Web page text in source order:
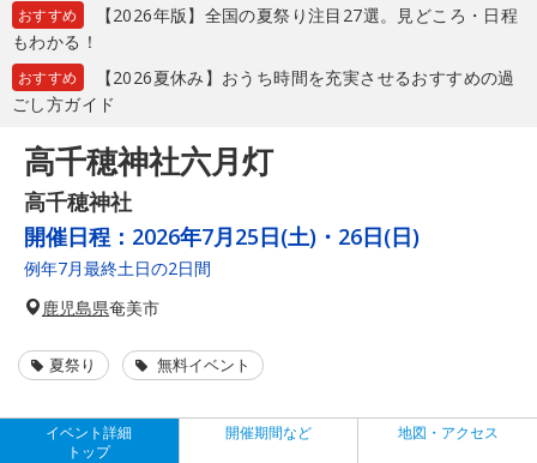
おすすめ
【2026年版】全国の夏祭り注目27選。見どころ・日程
もわかる！
おすすめ
【2026夏休み】おうち時間を充実させるおすすめの過
ごし方ガイド
高千穂神社六月灯
高千穂神社
開催日程： 2026年7月25日(土)・26日(日)
例年7月最終土日の2日間
鹿児島県奄美市
夏祭り 無料イベント
イベント詳細
トップ
開催期間など 地図・アクセス